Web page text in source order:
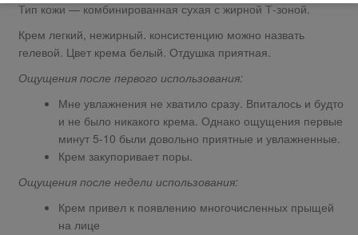
Тип кожи — комбинированная сухая с жирной Т-зоной.
Крем легкий, нежирный. консистенцию можно назвать
гелевой. Цвет крема белый. Отдушка приятная.
Ощущения после первого использования:
Мне увлажнения не хватило сразу. Впиталось и будто
и не было никакого крема. Однако ощущения первые
минут 5-10 были довольно приятные и увлажненные.
Крем закупоривает поры.
Ощущения после недели использования:
Крем привел к появлению многочисленных прыщей
на лице